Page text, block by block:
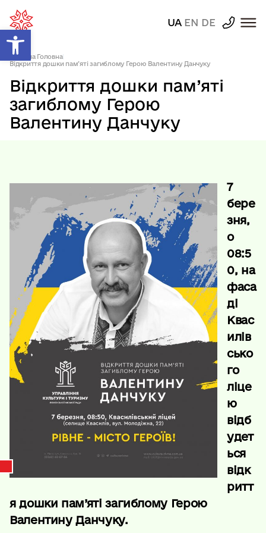
Відкрити Панель інструментів
UA EN DE
Головна| Головна|
Відкриття дошки пам’яті загиблому Герою Валентину Данчуку
Відкриття дошки пам’яті
загиблому Герою
Валентину Данчуку
7
бере
зня,
о
08:5
0, на
фаса
ді
Квас
илів
сько
го
ліце
ю
відб
удет
ься
відк
ритт
я дошки пам’яті загиблому Герою
Валентину Данчуку.